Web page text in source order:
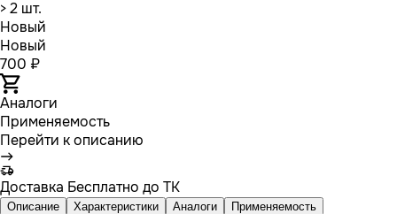
> 2 шт.
Новый
Новый
700 ₽
Аналоги
Применяемость
Перейти к описанию
Доставка Бесплатно до ТК
Описание Характеристики Аналоги Применяемость